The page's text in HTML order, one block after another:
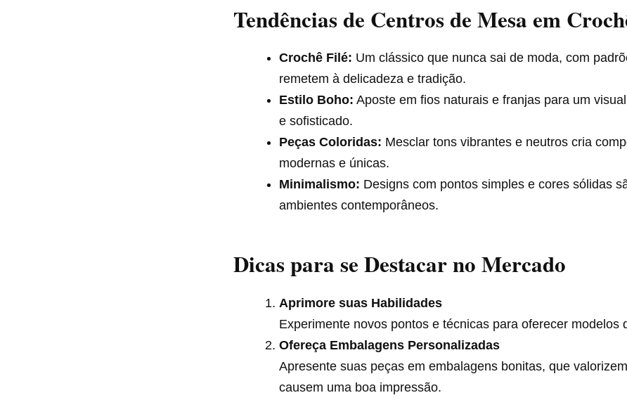
Tendências de Centros de Mesa em
Crochê Filé: Um clássico que nunca sai de moda, com
remetem à delicadeza e tradição.
Estilo Boho: Aposte em fios naturais e franjas para um
e sofisticado.
Peças Coloridas: Mesclar tons vibrantes e neutros cria
modernas e únicas.
Minimalismo: Designs com pontos simples e cores sólidas
ambientes contemporâneos.
Dicas para se Destacar no Mercado
Aprimore suas Habilidades
Experimente novos pontos e técnicas para oferecer modelos
Ofereça Embalagens Personalizadas
Apresente suas peças em embalagens bonitas, que
causem uma boa impressão.